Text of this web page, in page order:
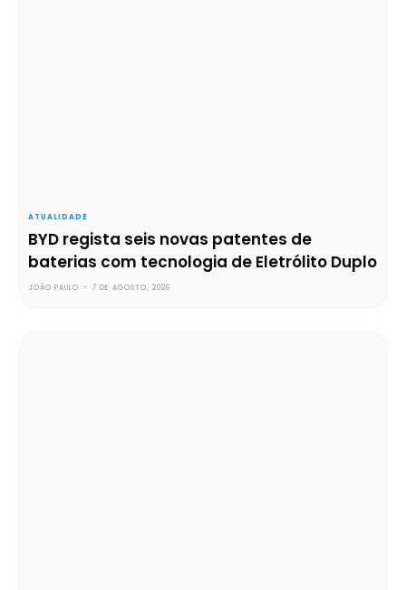
ATUALIDADE
BYD regista seis novas patentes de
baterias com tecnologia de Eletrólito Duplo
JOÃO PAULO - 7 DE AGOSTO, 2026